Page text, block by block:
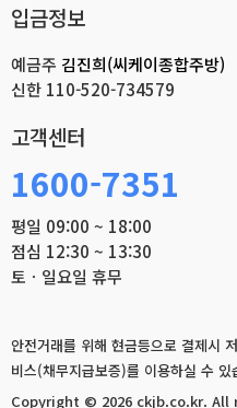
입금정보
예금주 김진희(씨케이종합주방)
신한 110-520-734579
고객센터
1600-7351
평일 09:00 ~ 18:00
점심 12:30 ~ 13:30
토ㆍ일요일 휴무
안전거래를 위해 현금등으로 결제시
비스(채무지급보증)를 이용하실 수 있
Copyright © 2026 ckjb.co.kr. All